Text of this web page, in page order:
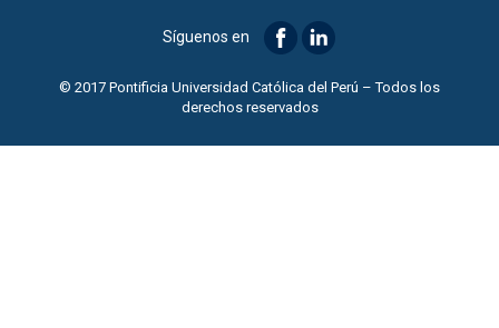
Síguenos en
© 2017 Pontificia Universidad Católica del Perú – Todos los
derechos reservados